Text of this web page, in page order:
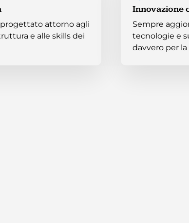
attorno agli
e alle skills dei
Innovazione
Sempre
tecnologie e
davvero per